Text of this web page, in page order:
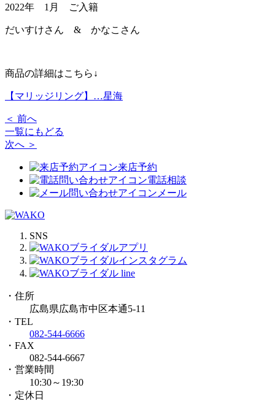
2022年 1月 ご入籍
だいすけさん & かなこさん
商品の詳細はこちら↓
【マリッジリング】…星海
＜ 前へ
一覧にもどる
次へ ＞
来店予約
電話相談
メール
SNS
・住所
広島県広島市中区本通5-11
・TEL
082-544-6666
・FAX
082-544-6667
・営業時間
10:30～19:30
・定休日